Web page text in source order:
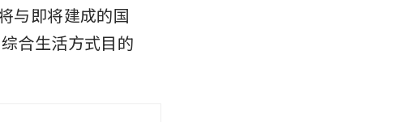
与即将建成的国
合生活方式目的